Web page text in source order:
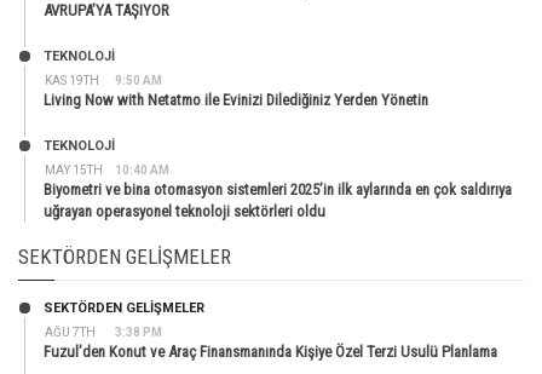
AVRUPA’YA TAŞIYOR
KAS 19TH 9:50 AM
TEKNOLOJİ
Living Now with Netatmo ile Evinizi Dilediğiniz Yerden Yönetin
MAY 15TH 10:40 AM
TEKNOLOJİ
Biyometri ve bina otomasyon sistemleri 2025’in ilk aylarında en çok saldırıya
uğrayan operasyonel teknoloji sektörleri oldu
SEKTÖRDEN GELIŞMELER
AĞU 7TH 3:38 PM
SEKTÖRDEN GELIŞMELER
Fuzul’den Konut ve Araç Finansmanında Kişiye Özel Terzi Usulü Planlama